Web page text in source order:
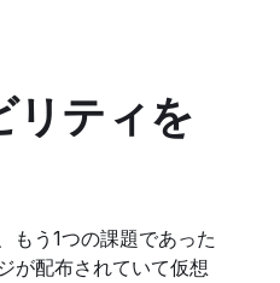
リティを
もう1つの課題であった
が配布されていて仮想